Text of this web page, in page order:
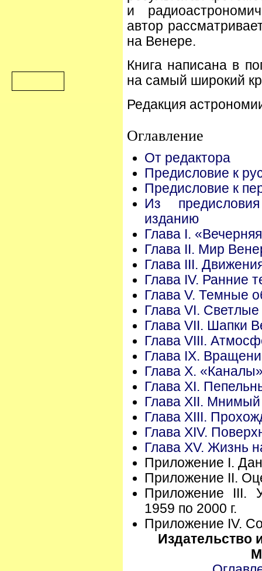
и
автор
на Венере.
Книга написана в
на самый широкий
Редакция
Оглавление
От редактора
Предисловие к
Предисловие к
Из
изданию
Глава I.
Глава II. Мир
Глава III.
Глава IV. Ранние
Глава V. Темные
Глава VI. Светлые
Глава VII. Шапки
Глава VIII.
Глава IX.
Глава X.
Глава XI.
Глава XII. Мнимый
Глава XIII.
Глава XIV.
Глава XV. Жизнь
Приложение I.
Приложение II.
Приложение III.
1959 по 2000 г.
Приложение IV.
Издательство